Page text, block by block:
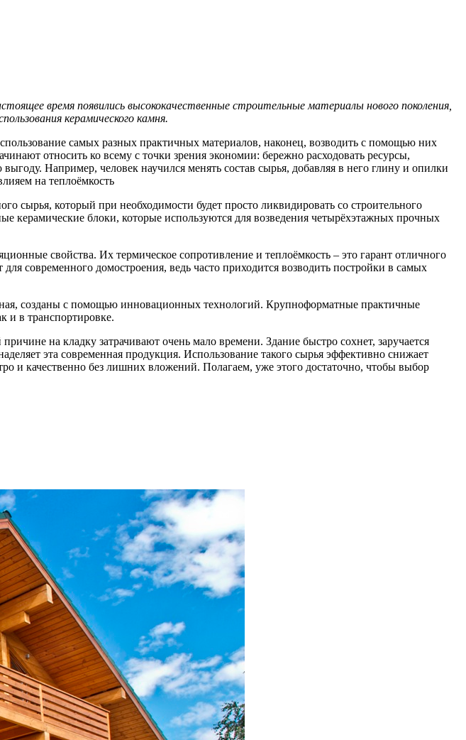
время появились высококачественные строительные материалы нового поколения,
керамического камня.
самых разных практичных материалов, наконец, возводить с помощью них
относить ко всему с точки зрения экономии: бережно расходовать ресурсы,
Например, человек научился менять состав сырья, добавляя в него глину и опилки
на теплоёмкость
сырья, который при необходимости будет просто ликвидировать со строительного
керамические блоки, которые используются для возведения четырёхэтажных прочных
свойства. Их термическое сопротивление и теплоёмкость – это гарант отличного
современного домостроения, ведь часто приходится возводить постройки в самых
созданы с помощью инновационных технологий. Крупноформатные практичные
и в транспортировке.
на кладку затрачивают очень мало времени. Здание быстро сохнет, заручается
эта современная продукция. Использование такого сырья эффективно снижает
и качественно без лишних вложений. Полагаем, уже этого достаточно, чтобы выбор